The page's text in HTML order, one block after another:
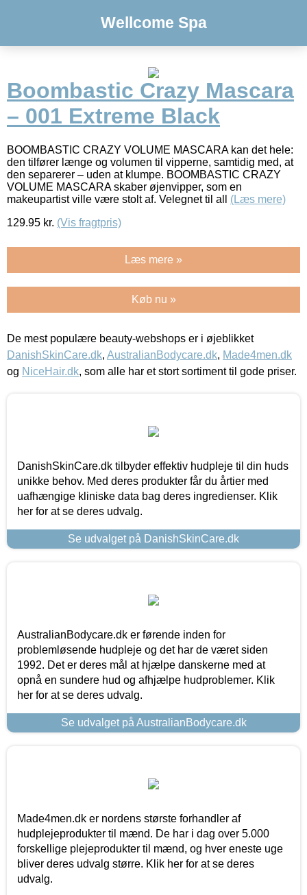
Wellcome Spa
Boombastic Crazy Mascara
– 001 Extreme Black
BOOMBASTIC CRAZY VOLUME MASCARA kan det hele:
den tilfører længe og volumen til vipperne, samtidig med, at
den separerer – uden at klumpe. BOOMBASTIC CRAZY
VOLUME MASCARA skaber øjenvipper, som en
makeupartist ville være stolt af. Velegnet til all (Læs mere)
129.95 kr. (Vis fragtpris)
Læs mere »
Køb nu »
De mest populære beauty-webshops er i øjeblikket
DanishSkinCare.dk, AustralianBodycare.dk, Made4men.dk
og NiceHair.dk, som alle har et stort sortiment til gode priser.
DanishSkinCare.dk tilbyder effektiv hudpleje til din huds
unikke behov. Med deres produkter får du årtier med
uafhængige kliniske data bag deres ingredienser. Klik
her for at se deres udvalg.
Se udvalget på DanishSkinCare.dk
AustralianBodycare.dk er førende inden for
problemløsende hudpleje og det har de været siden
1992. Det er deres mål at hjælpe danskerne med at
opnå en sundere hud og afhjælpe hudproblemer. Klik
her for at se deres udvalg.
Se udvalget på AustralianBodycare.dk
Made4men.dk er nordens største forhandler af
hudplejeprodukter til mænd. De har i dag over 5.000
forskellige plejeprodukter til mænd, og hver eneste uge
bliver deres udvalg større. Klik her for at se deres
udvalg.